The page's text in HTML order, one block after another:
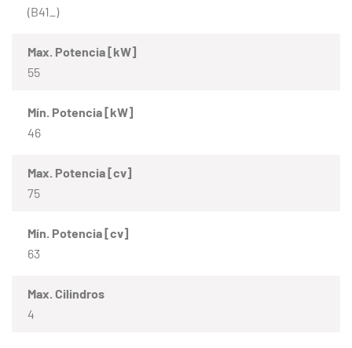
(B41_)
Max. Potencia [kW]
55
Mín. Potencia [kW]
46
Max. Potencia [cv]
75
Mín. Potencia [cv]
63
Max. Cilindros
4